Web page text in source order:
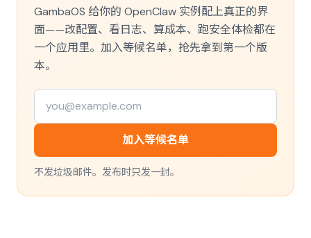
GambaOS 给你的 OpenClaw 实例配上真正的界
面——改配置、看日志、算成本、跑安全体检都在
一个应用里。加入等候名单，抢先拿到第一个版
本。
加入等候名单
不发垃圾邮件。发布时只发一封。